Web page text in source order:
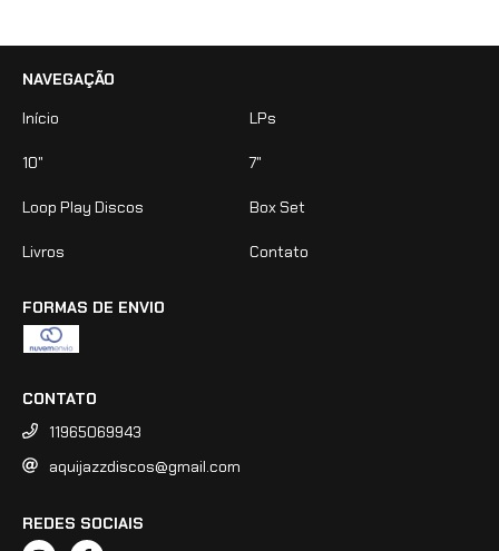
NAVEGAÇÃO
Início
LPs
10" 7"
Loop Play Discos Box Set
Livros Contato
FORMAS DE ENVIO
CONTATO
11965069943
aquijazzdiscos@gmail.com
REDES SOCIAIS